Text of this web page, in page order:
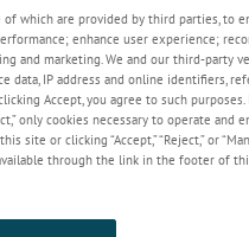
limites d’émissions
la santé humaine et
(PM) sont exigées dans les
que le monoxyde de carbone
prouver la conformité vis-à-vis
pour la surveillance et le
of which are provided by third parties, to
enhance user experience;
and marketing. We and our third-party
data, IP address and online identifiers,
Accept, you agree to such
only cookies necessary to operate and
or clicking “Accept,” “Reject,” or
through the link in the footer of